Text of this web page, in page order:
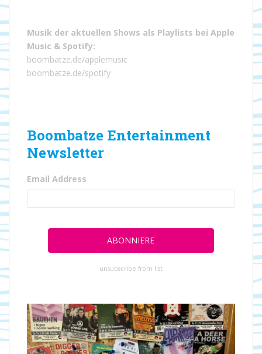
Musik der aktuellen Shows als Playlists bei Apple
Music & Spotify:
boombatze.de/applemusic
boombatze.de/spotify
Boombatze Entertainment
Newsletter
Email Address
unsubscribe from list